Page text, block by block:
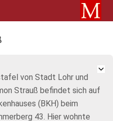
von Stadt Lohr und
Strauß befindet sich auf
(BKH) beim
43. Hier wohnte